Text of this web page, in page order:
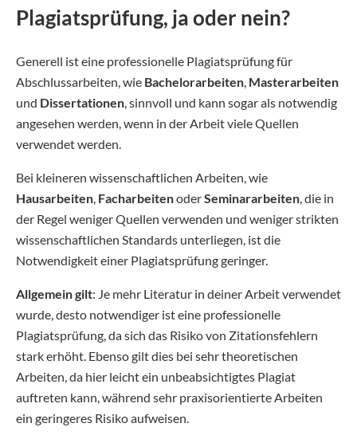
Plagiatsprüfung, ja oder nein?
Generell ist eine professionelle Plagiatsprüfung für
Abschlussarbeiten, wie Bachelorarbeiten, Masterarbeiten
und Dissertationen, sinnvoll und kann sogar als notwendig
angesehen werden, wenn in der Arbeit viele Quellen
verwendet werden.
Bei kleineren wissenschaftlichen Arbeiten, wie
Hausarbeiten, FacharbeitenoderSeminararbeiten, die in
der Regel weniger Quellen verwenden und weniger strikten
wissenschaftlichen Standards unterliegen, ist die
Notwendigkeit einer Plagiatsprüfung geringer.
Allgemein gilt: Je mehr Literatur in deiner Arbeit verwendet
wurde, desto notwendiger ist eine professionelle
Plagiatsprüfung, da sich das Risiko von Zitationsfehlern
stark erhöht. Ebenso gilt dies bei sehr theoretischen
Arbeiten, da hier leicht ein unbeabsichtigtes Plagiat
auftreten kann, während sehr praxisorientierte Arbeiten
ein geringeres Risiko aufweisen.